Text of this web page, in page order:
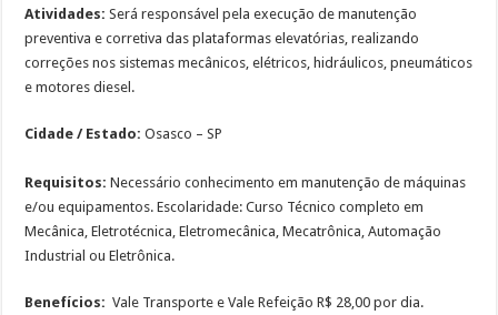
Atividades:Será responsável pela execução de manutenção
preventiva e corretiva das plataformas elevatórias, realizando
correções nos sistemas mecânicos, elétricos, hidráulicos, pneumáticos
e motores diesel.
Cidade / Estado: Osasco – SP
Requisitos:Necessário conhecimento em manutenção de máquinas
e/ou equipamentos. Escolaridade: Curso Técnico completo em
Mecânica, Eletrotécnica, Eletromecânica, Mecatrônica, Automação
Industrial ou Eletrônica.
Benefícios: Vale Transporte e Vale Refeição R$ 28,00 por dia.